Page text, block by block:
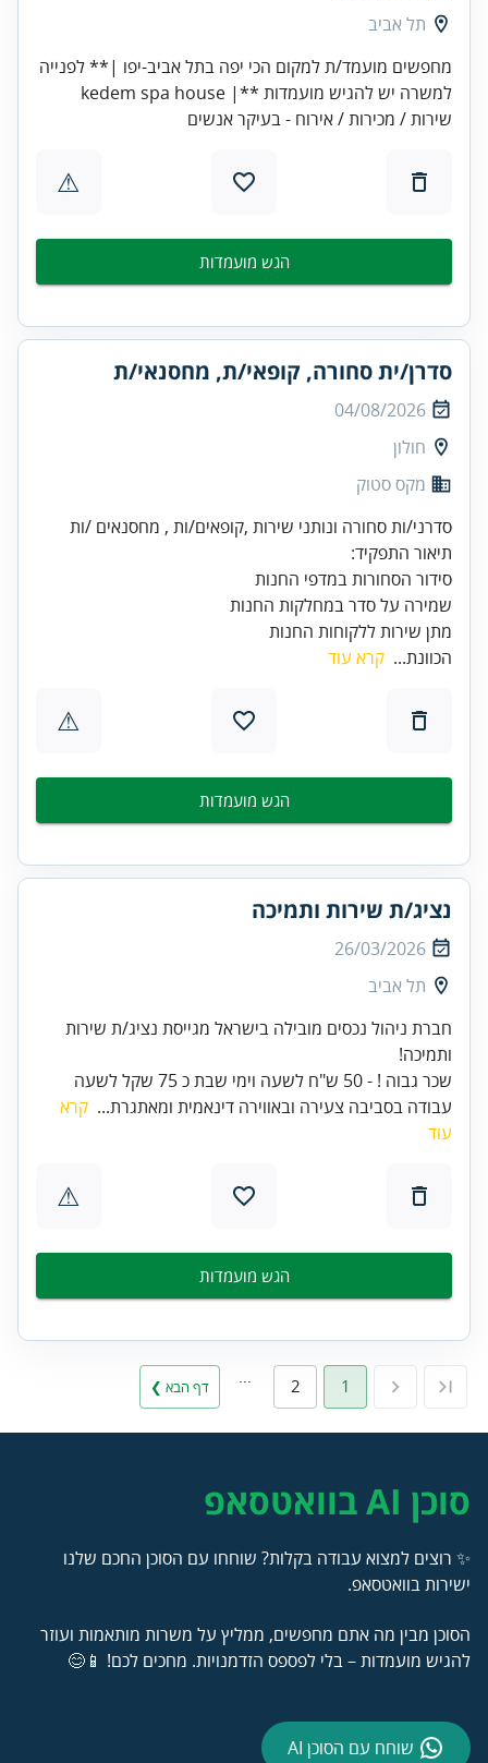
תל אביב
מחפשים מועמד/ת למקום הכי יפה בתל אביב-יפו |** לפנייה
למשרה יש להגיש מועמדות **| kedem spa house
שירות / מכירות / אירוח - בעיקר אנשים
⚠
הגש מועמדות
סדרן/ית סחורה, קופאי/ת, מחסנאי/ת
04/08/2026
חולון
מקס סטוק
מתן שירות ללקוחות החנות
הכוונת... קרא עוד
⚠
הגש מועמדות
נציג/ת שירות ותמיכה
26/03/2026
תל אביב
חברת ניהול נכסים מובילה בישראל מגייסת נציג/ת שירות
שכר גבוה ! - 50 ש"ח לשעה וימי שבת כ 75 שקל לשעה
עבודה בסביבה צעירה ובאווירה דינאמית ומאתגרת... קרא
עוד
⚠
הגש מועמדות
1
2 דף הבא ❯
סוכן AI בוואטסאפ
✨ רוצים למצוא עבודה בקלות? שוחחו עם הסוכן החכם שלנו
ישירות בוואטסאפ.
הסוכן מבין מה אתם מחפשים, ממליץ על משרות מותאמות ועוזר
להגיש מועמדות – בלי לפספס הזדמנויות. מחכים לכם! 📱😊
שוחח עם הסוכן AI